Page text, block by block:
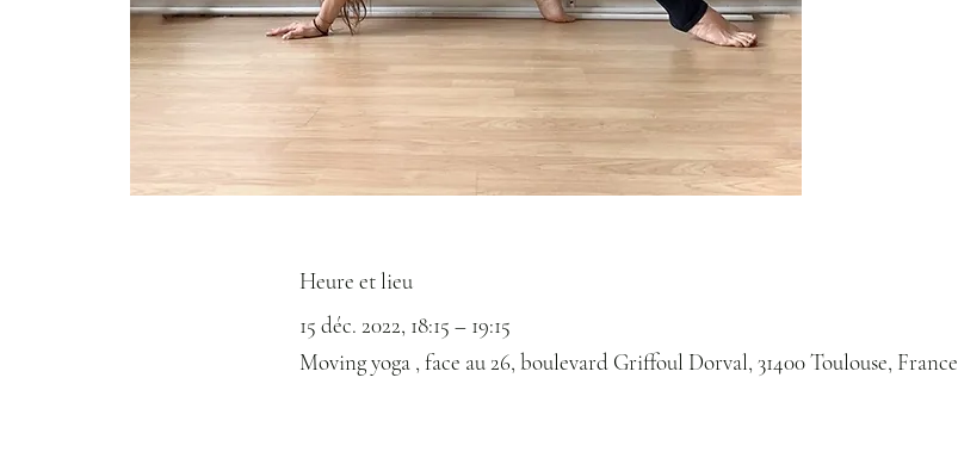
Heure et lieu
15 déc. 2022, 18:15 – 19:15
Moving yoga , face au 26, boulevard Griffoul Dorval, 31400 Toulouse, France